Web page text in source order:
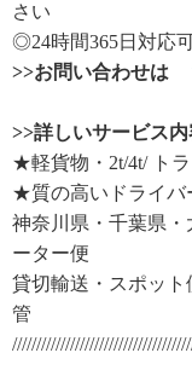
さい
◎24時間365日対応
>>お問い合わせは
>>詳しいサービス
★軽貨物・2t/4t/ ト
★質の高いドライバ
神奈川県・千葉県
ーター便
貸切輸送・スポッ
管